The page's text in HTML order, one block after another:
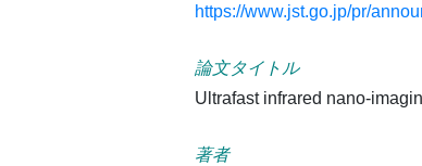
https://www.jst.go.jp/pr/
論文タイトル
Ultrafast infrared nano-
著者